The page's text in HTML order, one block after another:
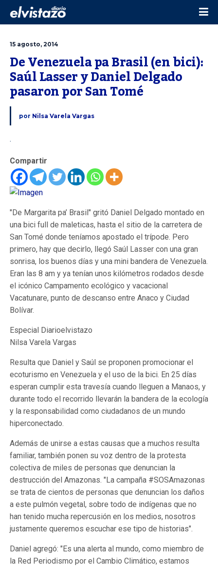
15 agosto, 2014
De Venezuela pa Brasil (en bici):
Saúl Lasser y Daniel Delgado
pasaron por San Tomé
por Nilsa Varela Vargas
.
Compartir
"De Margarita pa’ Brasil" gritó Daniel Delgado montado en
una bici full de maleticas, hasta el sitio de la carretera de
San Tomé donde teníamos apostado el trípode. Pero
primero, hay que decirlo, llegó Saúl Lasser con una gran
sonrisa, los buenos días y una mini bandera de Venezuela.
Eran las 8 am y ya tenían unos kilómetros rodados desde
el icónico Campamento ecológico y vacacional
Vacatunare, punto de descanso entre Anaco y Ciudad
Bolívar.
Especial Diarioelvistazo
Nilsa Varela Vargas
Resulta que Daniel y Saúl se proponen promocionar el
ecoturismo en Venezuela y el uso de la bici. En 25 días
esperan cumplir esta travesía cuando lleguen a Manaos, y
durante todo el recorrido llevarán la bandera de la ecología
y la responsabilidad como ciudadanos de un mundo
hiperconectado.
Además de unirse a estas causas que a muchos resulta
familiar, también ponen su voz dentro de la protesta
colectiva de miles de personas que denuncian la
destrucción del Amazonas. "La campaña #SOSAmazonas
se trata de cientos de personas que denuncian los daños
a este pulmón vegetal, sobre todo de indígenas que no
han tenido mucha repercusión en los medios, nosotros
justamente queremos escuchar ese tipo de historias".
Daniel agregó: "Es una alerta al mundo, como miembro de
la Red Periodismo por el Cambio Climático, estamos